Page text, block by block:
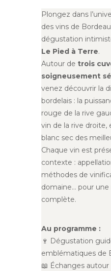
Plongez dans
des vins de
dégustation
Le Pied à Terre.
Autour de trois
soigneusement
venez découvrir la
bordelais : la
rouge de la rive
vin de la rive droite,
blanc sec des
Chaque vin est
contexte :
méthodes de
domaine… pour
complète.
Au programme :
🍷 Dégustation
emblématiques de
📖 Échanges